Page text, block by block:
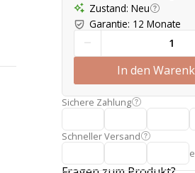
Zustand:Neu
Garantie: 12 Monate
-
In den
Sichere Zahlung
Schneller Versand